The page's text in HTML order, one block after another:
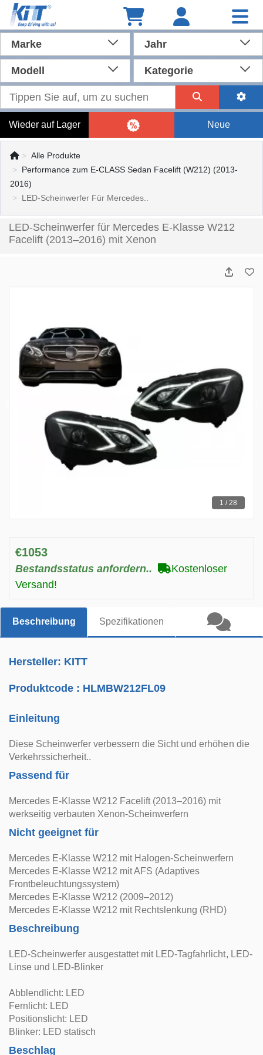
Marke Jahr
Modell Kategorie
Wieder auf Lager Neue
Alle Produkte
Performance zum E-CLASS Sedan Facelift (W212) (2013-
2016)
LED-Scheinwerfer Für Mercedes..
LED-Scheinwerfer für Mercedes E-Klasse W212
Facelift (2013–2016) mit Xenon
1 / 28
€1053
Bestandsstatus anfordern..
Kostenloser
Versand!
Beschreibung Spezifikationen
Hersteller: KITT
Produktcode : HLMBW212FL09
Einleitung
Diese Scheinwerfer verbessern die Sicht und erhöhen die
Verkehrssicherheit..
Passend für
Mercedes E-Klasse W212 Facelift (2013–2016) mit
werkseitig verbauten Xenon-Scheinwerfern
Nicht geeignet für
Mercedes E-Klasse W212 mit Halogen-Scheinwerfern
Mercedes E-Klasse W212 mit AFS (Adaptives
Frontbeleuchtungssystem)
Mercedes E-Klasse W212 (2009–2012)
Mercedes E-Klasse W212 mit Rechtslenkung (RHD)
Beschreibung
LED-Scheinwerfer ausgestattet mit LED-Tagfahrlicht, LED-
Linse und LED-Blinker
Abblendlicht: LED
Fernlicht: LED
Positionslicht: LED
Blinker: LED statisch
Beschlag